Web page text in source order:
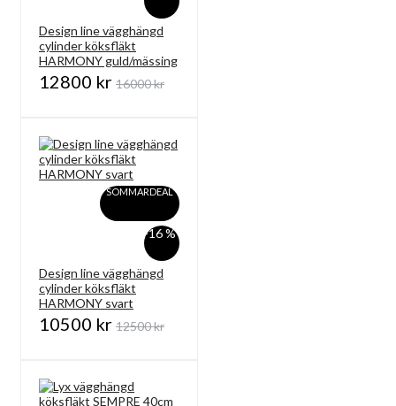
Design line vägghängd
cylinder köksfläkt
HARMONY guld/mässing
12800 kr 16000 kr
SOMMARDEAL
-16 %
Design line vägghängd
cylinder köksfläkt
HARMONY svart
10500 kr 12500 kr